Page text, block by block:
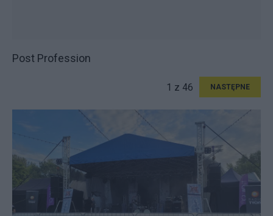
Post Profession
1 z 46 NASTĘPNE